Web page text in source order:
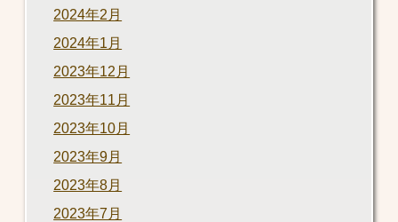
2024年2月
2024年1月
2023年12月
2023年11月
2023年10月
2023年9月
2023年8月
2023年7月